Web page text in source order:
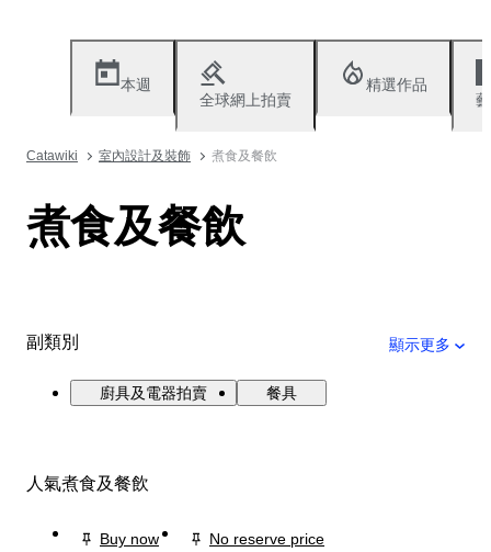
本週
全球網上拍賣
精選作品
Catawiki 室內設計及裝飾 煮食及餐飲
煮食及餐飲
副類別 顯示更多
廚具及電器拍賣 餐具
人氣煮食及餐飲
Buy now
No reserve price